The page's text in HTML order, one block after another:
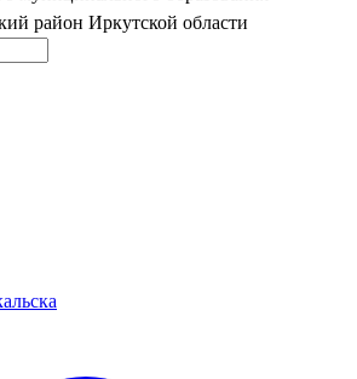
район Иркутской области